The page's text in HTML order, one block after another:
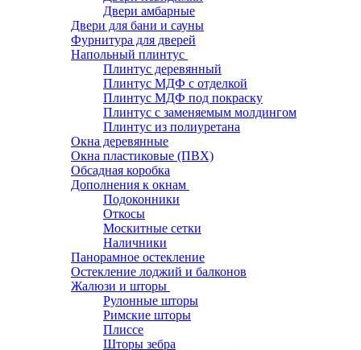
Двери амбарные
Двери для бани и сауны
Фурнитура для дверей
Напольный плинтус
Плинтус деревянный
Плинтус МДФ с отделкой
Плинтус МДФ под покраску
Плинтус с заменяемым молдингом
Плинтус из полиуретана
Окна деревянные
Окна пластиковые (ПВХ)
Обсадная коробка
Дополнения к окнам
Подоконники
Откосы
Москитные сетки
Наличники
Панорамное остекление
Остекление лоджий и балконов
Жалюзи и шторы
Рулонные шторы
Римские шторы
Плиссе
Шторы зебра